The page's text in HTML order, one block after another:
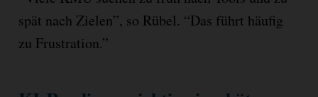
spät nach Zielen”, so Rübel. “Das führt häufig
zu Frustration.”